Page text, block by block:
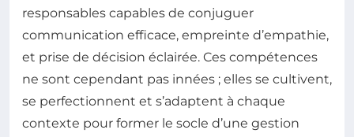
responsables capables de conjuguer
communication efficace, empreinte d’empathie,
et prise de décision éclairée. Ces compétences
ne sont cependant pas innées ; elles se cultivent,
se perfectionnent et s’adaptent à chaque
contexte pour former le socle d’une gestion